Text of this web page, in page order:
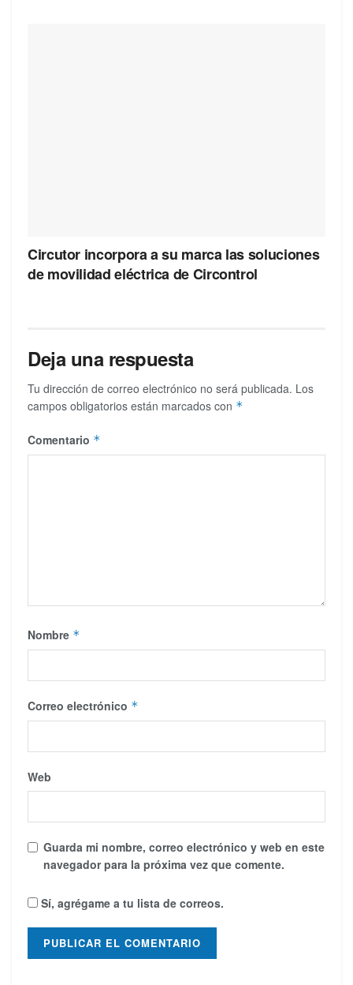
Circutor incorpora a su marca las soluciones
de movilidad eléctrica de Circontrol
Deja una respuesta
Tu dirección de correo electrónico no será publicada. Los
campos obligatorios están marcados con *
Comentario *
Nombre *
Correo electrónico *
Web
Guarda mi nombre, correo electrónico y web en este
navegador para la próxima vez que comente.
Sí, agrégame a tu lista de correos.